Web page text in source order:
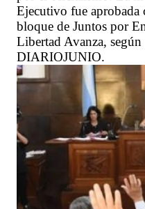
Ejecutivo fue aprobada
bloque de Juntos por
Libertad Avanza,
DIARIOJUNIO.